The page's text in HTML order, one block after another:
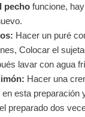
pechofuncione,
Hacer un puré
Colocar el
lavar con agua
Hacer una
esta
preparado dos